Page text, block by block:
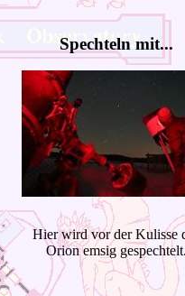
Spechteln mit...
Hier wird vor der Kulisse
Orion emsig